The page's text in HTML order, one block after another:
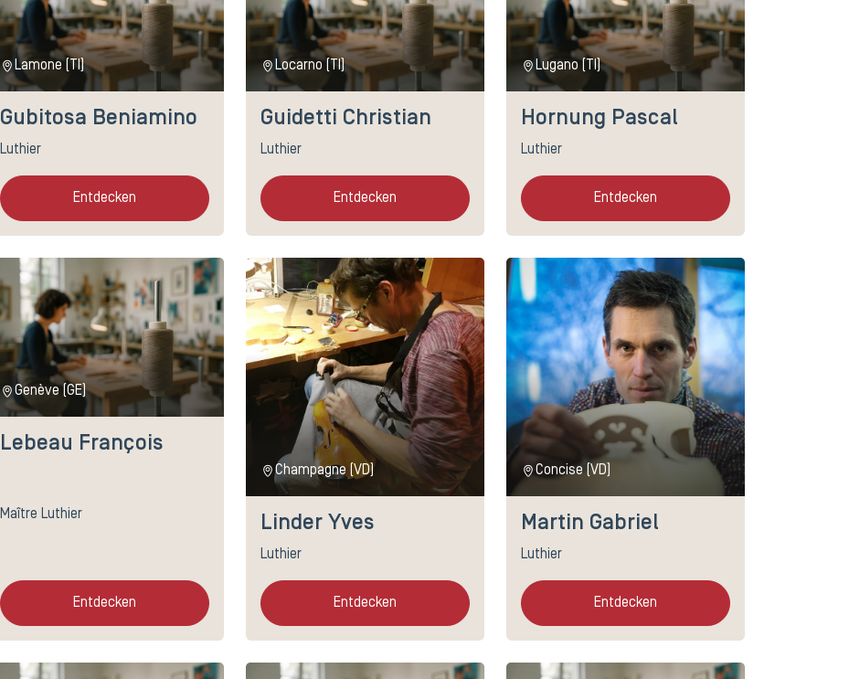
Lamone (TI)
Gubitosa Beniamino
Luthier
Entdecken
Locarno (TI)
Guidetti Christian
Luthier
Entdecken
Lugano (TI)
Hornung Pascal
Luthier
Entdecken
Genève (GE)
Lebeau François
Maître Luthier
Entdecken
Champagne (VD)
Linder Yves
Luthier
Entdecken
Concise (VD)
Martin Gabriel
Luthier
Entdecken